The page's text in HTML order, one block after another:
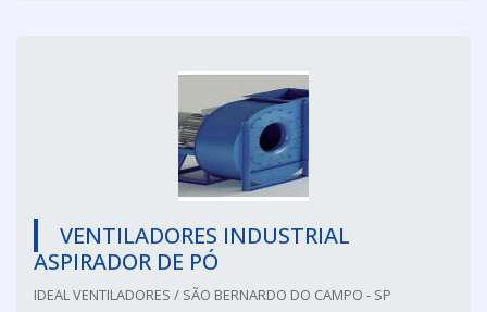
VENTILADORES INDUSTRIAL
ASPIRADOR DE PÓ
IDEAL VENTILADORES / SÃO BERNARDO DO CAMPO - SP